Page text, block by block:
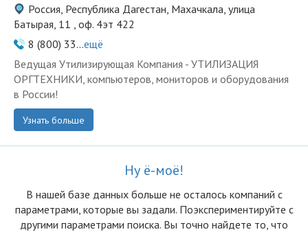
Россия, Республика Дагестан, Махачкала, улица
Батырая, 11 , оф. 4эт 422
8 (800) 33...ещё
Ведущая Утилизирующая Компания - УТИЛИЗАЦИЯ
ОРГТЕХНИКИ, компьютеров, мониторов и оборудования
в России!
Узнать больше
Ну ё-моё!
В нашей базе данных больше не осталоcь компаний с
параметрами, которые вы задали. Поэкспериментируйте с
другими параметрами поиска. Вы точно найдете то, что